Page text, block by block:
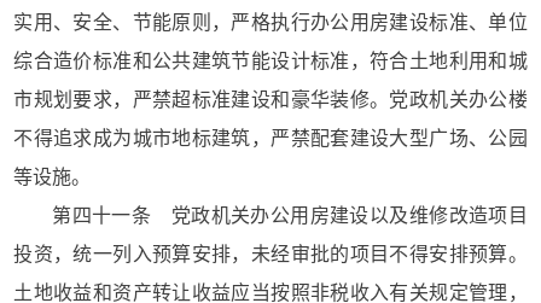
实用、安全、节能原则，严格执行办公用房建设标准、单位
综合造价标准和公共建筑节能设计标准，符合土地利用和城
市规划要求，严禁超标准建设和豪华装修。党政机关办公楼
不得追求成为城市地标建筑，严禁配套建设大型广场、公园
等设施。
第四十一条 党政机关办公用房建设以及维修改造项目
投资，统一列入预算安排，未经审批的项目不得安排预算。
土地收益和资产转让收益应当按照非税收入有关规定管理，